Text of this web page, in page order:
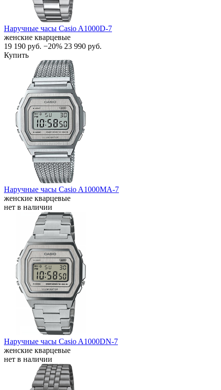
Наручные часы Casio A1000D-7
женские кварцевые
19 190 руб. −20% 23 990 руб.
Купить
Наручные часы Casio A1000MA-7
женские кварцевые
нет в наличии
Наручные часы Casio A1000DN-7
женские кварцевые
нет в наличии